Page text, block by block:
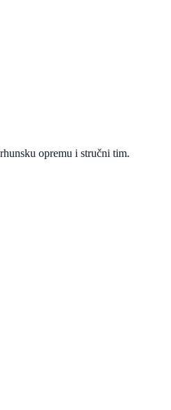
opremu i stručni tim.